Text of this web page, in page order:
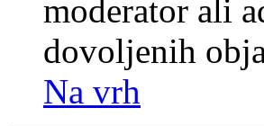
moderator ali
dovoljenih
Na vrh